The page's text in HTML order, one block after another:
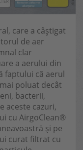
care a câștigat
de aer
clar
a aerului din
faptului că aerul
poluat decât
bacterii,
aceste cazuri,
cu AirgoClean®
și pe
curat filtrat cu